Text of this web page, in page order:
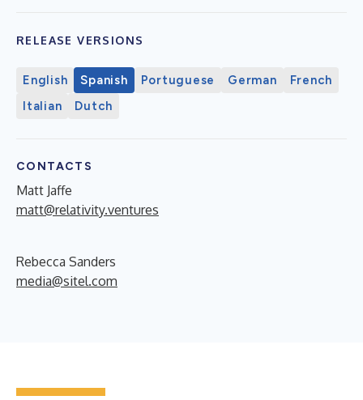
RELEASE VERSIONS
English Spanish Portuguese German
French
Italian
Dutch
CONTACTS
Matt Jaffe
matt@relativity.ventures
Rebecca Sanders
media@sitel.com